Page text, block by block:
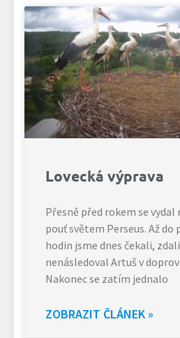
Lovecká výprava
Přesně před rokem se
pouť světem Perseus. Až do
hodin jsme dnes čekali,
nenásledoval Artuš v
Nakonec se zatím jednalo
ZOBRAZIT ČLÁNEK »